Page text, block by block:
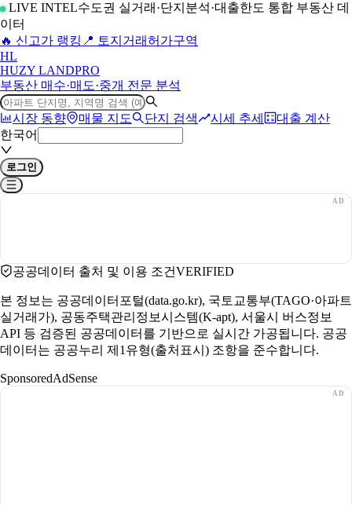
LIVE INTEL수도권 실거래·단지분석·대출한도 통합 부동산 데
이터
🔥 신고가 랭킹 📍 토지거래허가구역
HL
HUZY LANDPRO
부동산 매수·매도·중개 전문 분석
시장 동향 매물 지도 단지 검색 시세 추세
대출 계산
한국어
로그인
공공데이터 출처 및 이용 조건VERIFIED
본 정보는 공공데이터포털(data.go.kr), 국토교통부(TAGO·아파트
실거래가), 공동주택관리정보시스템(K-apt), 서울시 버스정보
API 등 검증된 공공데이터를 기반으로 실시간 가공됩니다. 공공
데이터는 공공누리 제1유형(출처표시) 조항을 준수합니다.
SponsoredAdSense